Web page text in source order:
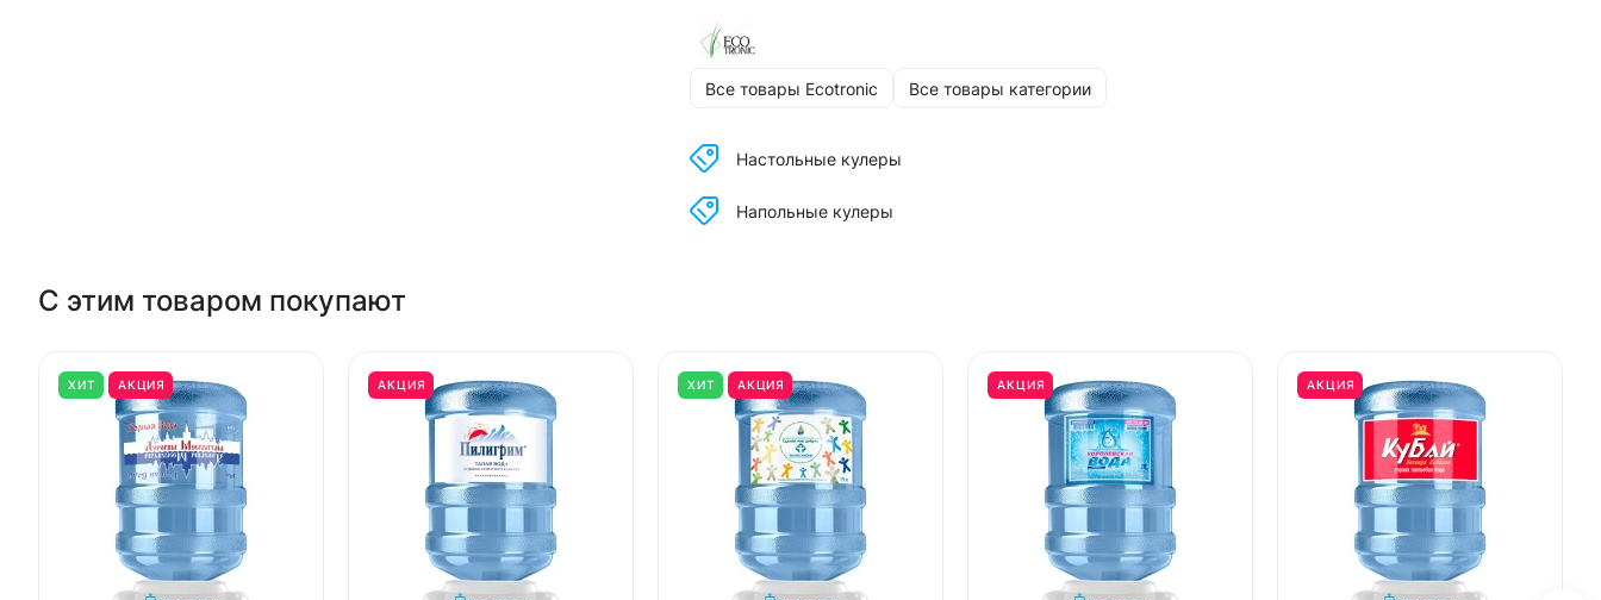
Все товары Ecotronic Все товары категории
Настольные кулеры
Напольные кулеры
С этим товаром покупают
ХИТ АКЦИЯ АКЦИЯ ХИТ АКЦИЯ АКЦИЯ АКЦИЯ